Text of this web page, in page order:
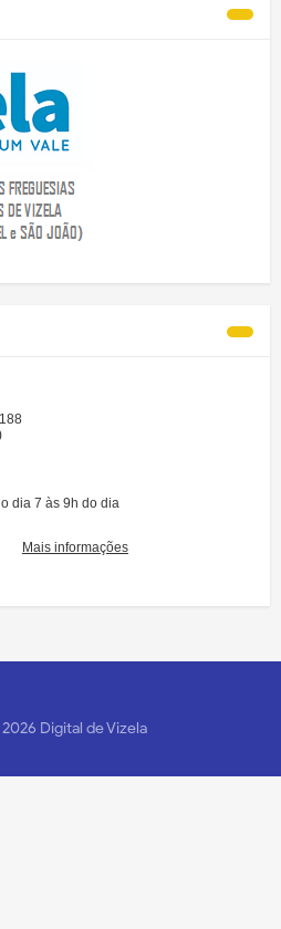
2026 Digital de Vizela